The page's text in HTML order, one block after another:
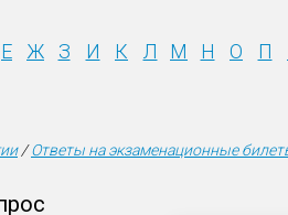
Е Ж З И К Л М Н О П
/Ответы на экзаменационные